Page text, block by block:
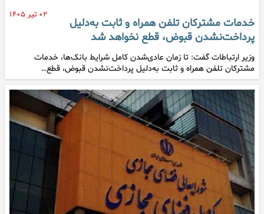
۰۲ تیر ۱۴۰۵
خدمات مشترکان تلفن همراه و ثابت به‌دلیل
پرداخت‌نشدن قبوض، قطع نخواهد شد
وزیر ارتباطات گفت: تا زمان عادی‌شدن کامل شرایط بانک‌ها، خدمات
مشترکان تلفن همراه و ثابت به‌دلیل پرداخت‌نشدن قبوض، قطع…